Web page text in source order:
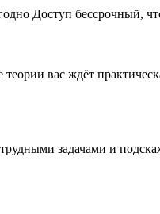
Доступ бессрочный,
вас ждёт
задачами и